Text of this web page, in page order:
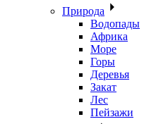
Природа
Водопады
Африка
Море
Горы
Деревья
Закат
Лес
Пейзажи